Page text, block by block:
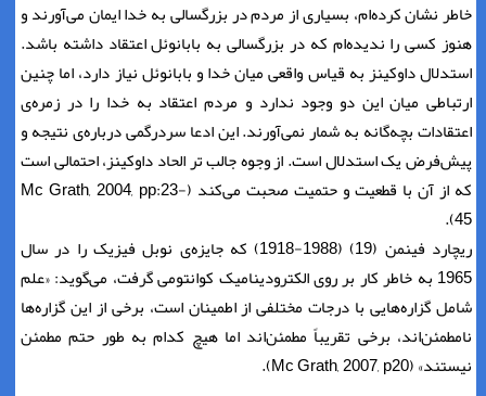
خاطر نشان کرده‌ام، بسیاری از مردم در بزرگسالی به خدا ایمان می‌آورند و
هنوز کسی را ندیده‌ام که در بزرگسالی به بابانوئل اعتقاد داشته باشد.
استدلال داوکینز به قیاس واقعی میان خدا و بابانوئل نیاز دارد، اما چنین
ارتباطی میان این دو وجود ندارد و مردم اعتقاد به خدا را در زمره‌ی
اعتقادات بچه‌گانه به شمار نمی‌آورند. این ادعا سردرگمی درباره‌ی نتیجه و
پیش‌فرض یک استدلال است. از وجوه جالب تر الحاد داوکینز، احتمالی است
که از آن با قطعیت و حتمیت صحبت می‌کند (Mc Grath, 2004, pp:23-
45).
ریچارد فینمن (19) (1988-1918) که جایزه‌ی نوبل فیزیک را در سال
1965 به خاطر کار بر روی الکترودینامیک کوانتومی گرفت، می‌گوید: «علم
شامل گزاره‌هایی با درجات مختلفی از اطمینان است، برخی از این گزاره‌ها
نامطمئن‌اند، برخی تقریباً مطمئن‌اند اما هیچ کدام به طور حتم مطمئن
نیستند» (Mc Grath, 2007, p20).